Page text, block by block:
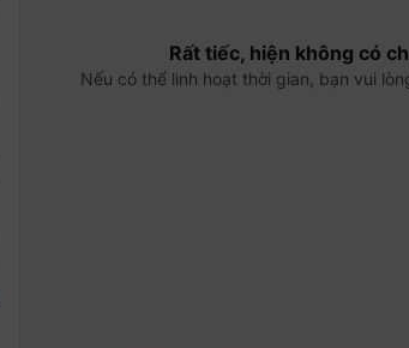
Rất tiếc, hiện không có
Nếu có thể linh hoạt thời gian, bạn vui